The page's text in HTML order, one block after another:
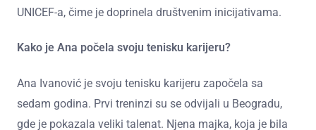
UNICEF-a, čime je doprinela društvenim inicijativama.
Kako je Ana počela svoju tenisku karijeru?
Ana Ivanović je svoju tenisku karijeru započela sa
sedam godina. Prvi treninzi su se odvijali u Beogradu,
gde je pokazala veliki talenat. Njena majka, koja je bila